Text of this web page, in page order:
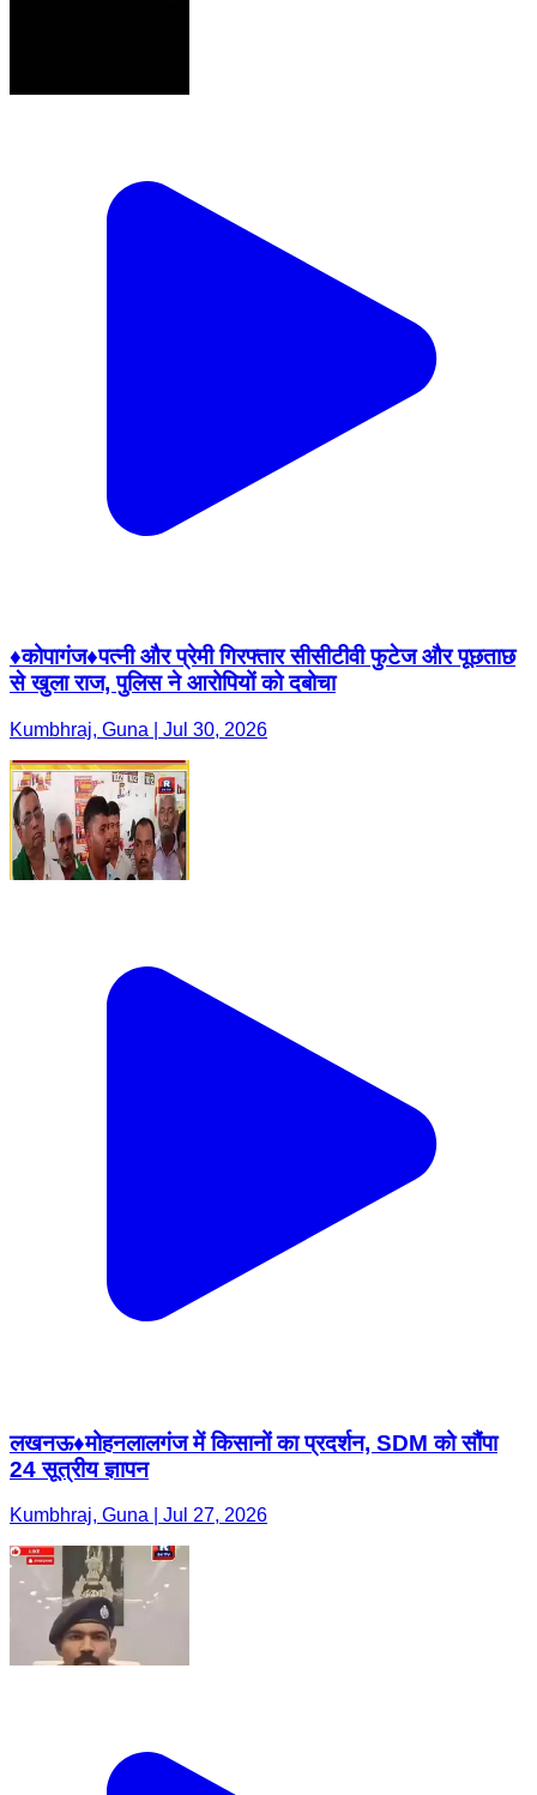
♦️कोपागंज♦️पत्नी और प्रेमी गिरफ्तार सीसीटीवी फुटेज और पूछताछ
से खुला राज, पुलिस ने आरोपियों को दबोचा
Kumbhraj, Guna | Jul 30, 2026
लखनऊ♦️मोहनलालगंज में किसानों का प्रदर्शन, SDM को सौंपा
24 सूत्रीय ज्ञापन
Kumbhraj, Guna | Jul 27, 2026